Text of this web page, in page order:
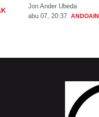
Jon Ander Ubeda
abu 07, 20:37 ANDOAIN